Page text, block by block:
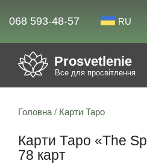
068 593-48-57 RU
Prosvetlenie
Все для просвітлення
Головна / Карти Таро
Карти Таро «The
78 карт